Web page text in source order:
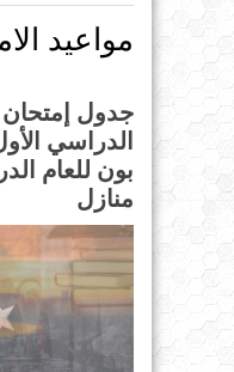
مواعيد
جدول إمتحان
الدراسي
منازل